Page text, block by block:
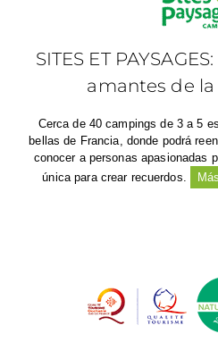
SITES ET
amantes de
Cerca de 40 campings de 3 a 5
bellas de Francia, donde podrá
conocer a personas apasionadas
única para crear recuerdos.